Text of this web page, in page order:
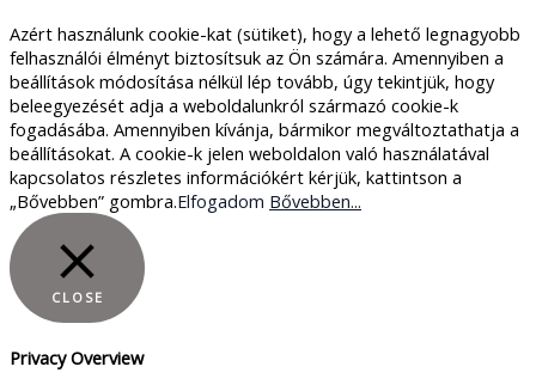
Azért használunk cookie-kat (sütiket), hogy a lehető legnagyobb
felhasználói élményt biztosítsuk az Ön számára. Amennyiben a
beállítások módosítása nélkül lép tovább, úgy tekintjük, hogy
beleegyezését adja a weboldalunkról származó cookie-k
fogadásába. Amennyiben kívánja, bármikor megváltoztathatja a
beállításokat. A cookie-k jelen weboldalon való használatával
kapcsolatos részletes információkért kérjük, kattintson a
„Bővebben” gombra.Elfogadom Bővebben...
CLOSE
Privacy Overview